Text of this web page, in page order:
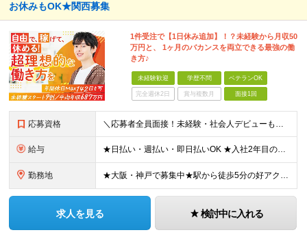
お休みもOK★関西募集
1件受注で【1日休み追加】！？未経験から月収50
万円と、 1ヶ月のバカンスを両立できる最強の働
き方♪
未経験歓迎 学歴不問 ベテランOK
完全週休2日 賞与複数月 面接1回
応募資格 ＼応募者全員面接！未経験・社会人デビューも歓迎／ ◆スキル・資格は一切不要 ◆職種・業種未経験歓迎 ◆第二新卒・ブランクOK ＜先輩の志望動機をご紹介＞ 「収入もお休みも大切にしたい」 「頑張った分
給与 ★日払い・週払い・即日払いOK ★入社2年目の平均年収687万円 ★入社3年目で年収900万円の社員も在籍 ＼2つのコースから給与形態を選べます！／ 【1】安定収入をゲットしたい方向けコース 基本給
勤務地 ★大阪・神戸で募集中★駅から徒歩5分の好アクセス ■新大阪事業所／大阪府大阪市東淀川区東中島4-11-6 ネオライフ新大阪ビル8F ■神戸事業所／兵庫県神戸市中央区多聞通4-4-13 歩11番館50
求人を見る 検討中に入れる